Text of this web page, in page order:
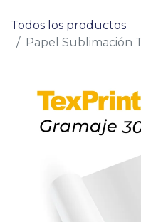
Todos los productos
Papel Sublimación